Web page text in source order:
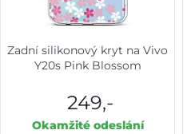
Zadní silikonový kryt na Vivo
Y20s Pink Blossom
249,-
Okamžité odeslání